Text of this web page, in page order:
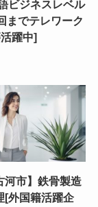
ビジネスレベル
までテレワーク
躍中]
河市】鉄骨製造
[外国籍活躍企